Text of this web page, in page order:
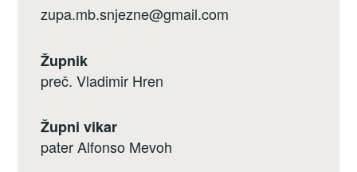
zupa.mb.snjezne@gmail.com
Župnik
preč. Vladimir Hren
Župni vikar
pater Alfonso Mevoh